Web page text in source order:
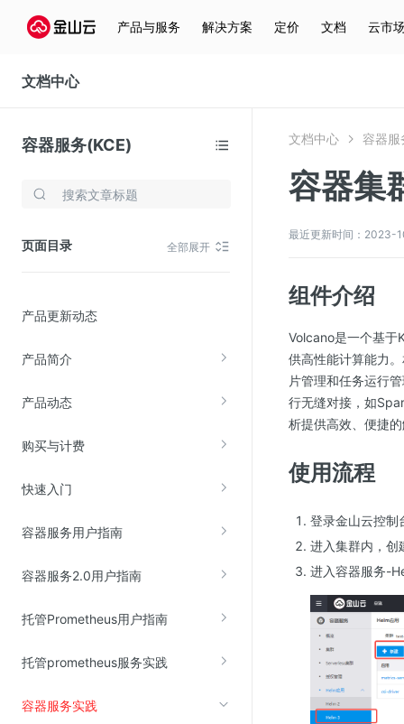
产品与服务 解决方案 定价 文档 云市
文档中心
容器服务(KCE)
页面目录 全部展开
产品更新动态
产品简介
产品动态
购买与计费
快速入门
容器服务用户指南
容器服务2.0用户指南
托管Prometheus用户指南
托管prometheus服务实践
容器服务实践
存储与云分发
云硬盘(EBS)
在线迁移服务
视频云服务
云直播(KLS)
边缘节点计算
金山云云防火墙
云堡垒机
文档中心 容器服
容器集
最近更新时间：2023-
组件介绍
Volcano是一个基于
供高性能计算能力
片管理和任务运行
行无缝对接，如
析提供高效、便捷
使用流程
登录金山云控制
进入集群内，
进入容器服务-